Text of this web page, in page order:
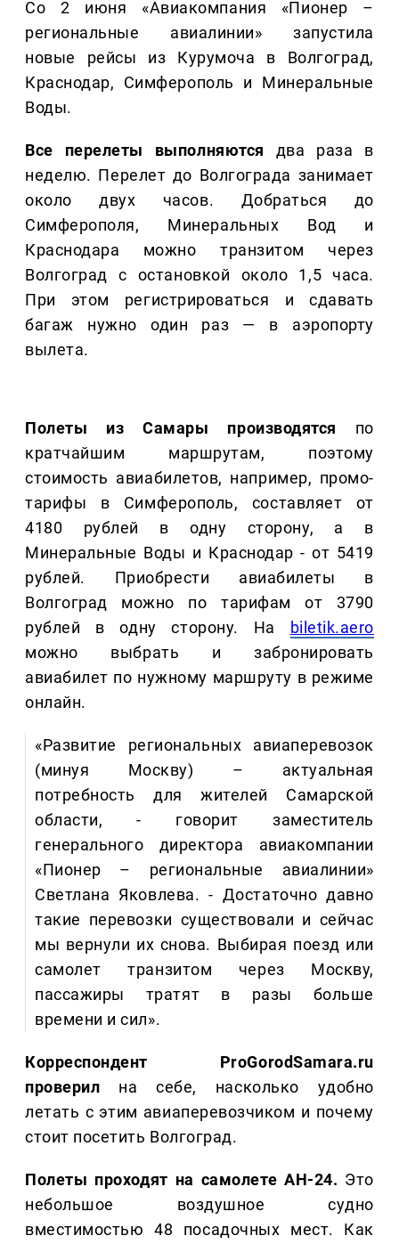
Со 2 июня «Авиакомпания «Пионер –
региональные авиалинии» запустила
новые рейсы из Курумоча в Волгоград,
Краснодар, Симферополь и Минеральные
Воды.
Все перелеты выполняются два раза в
неделю. Перелет до Волгограда занимает
около двух часов. Добраться до
Симферополя, Минеральных Вод и
Краснодара можно транзитом через
Волгоград с остановкой около 1,5 часа.
При этом регистрироваться и сдавать
багаж нужно один раз — в аэропорту
вылета.
Полеты из Самары производятся по
кратчайшим маршрутам, поэтому
стоимость авиабилетов, например, промо-
тарифы в Симферополь, составляет от
4180 рублей в одну сторону, а в
Минеральные Воды и Краснодар - от 5419
рублей. Приобрести авиабилеты в
Волгоград можно по тарифам от 3790
рублей в одну сторону. На
biletik.aero
можно выбрать и забронировать
авиабилет по нужному маршруту в режиме
онлайн.
«Развитие региональных авиаперевозок
(минуя Москву) – актуальная
потребность для жителей Самарской
области, - говорит заместитель
генерального директора авиакомпании
«Пионер – региональные авиалинии»
Светлана Яковлева. - Достаточно давно
такие перевозки существовали и сейчас
мы вернули их снова. Выбирая поезд или
самолет транзитом через Москву,
пассажиры тратят в разы больше
времени и сил».
Корреспондент ProGorodSamara.ru
проверил на себе, насколько удобно
летать с этим авиаперевозчиком и почему
стоит посетить Волгоград.
Полеты проходят на самолете АН-24. Это
небольшое воздушное судно
вместимостью 48 посадочных мест. Как